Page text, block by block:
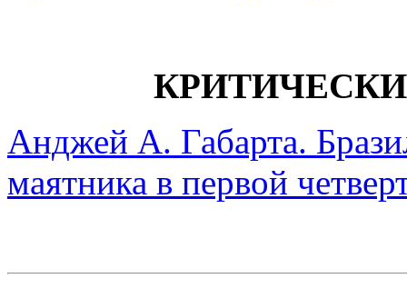
Анджей А. Габарта.
маятника в первой